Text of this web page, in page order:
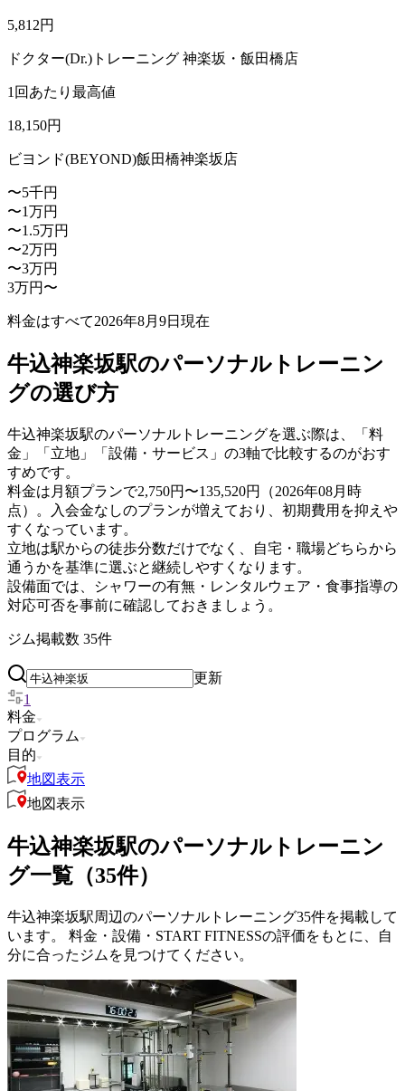
5,812円
ドクター(Dr.)トレーニング 神楽坂・飯田橋店
1回あたり最高値
18,150円
ビヨンド(BEYOND)飯田橋神楽坂店
〜5千円
〜1万円
〜1.5万円
〜2万円
〜3万円
3万円〜
料金はすべて2026年8月9日 現在
牛込神楽坂駅のパーソナルトレーニン
グの選び方
牛込神楽坂駅のパーソナルトレーニングを選ぶ際は、「料
金」「立地」「設備・サービス」の3軸で比較するのがおす
すめです。
料金は月額プランで2,750円〜135,520円（2026年08月時
点）。入会金なしのプランが増えており、初期費用を抑えや
すくなっています。
立地は駅からの徒歩分数だけでなく、自宅・職場どちらから
通うかを基準に選ぶと継続しやすくなります。
設備面では、シャワーの有無・レンタルウェア・食事指導の
対応可否を事前に確認しておきましょう。
ジム掲載数 35件
更新
1
料金
プログラム
目的
地図表示
地図表示
牛込神楽坂駅のパーソナルトレーニン
グ一覧（35件）
牛込神楽坂駅周辺のパーソナルトレーニング35件を掲載して
います。 料金・設備・START FITNESSの評価をもとに、自
分に合ったジムを見つけてください。